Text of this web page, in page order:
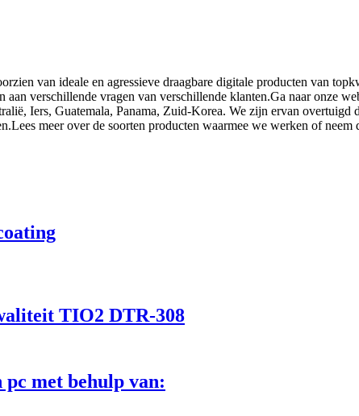
van ideale en agressieve draagbare digitale producten van
aan verschillende vragen van verschillende klanten.Ga naar onze
Iers, Guatemala, Panama, Zuid-Korea. We zijn ervan overtuigd
meer over de soorten producten waarmee we werken of
TIO2 DTR-308
met behulp van: